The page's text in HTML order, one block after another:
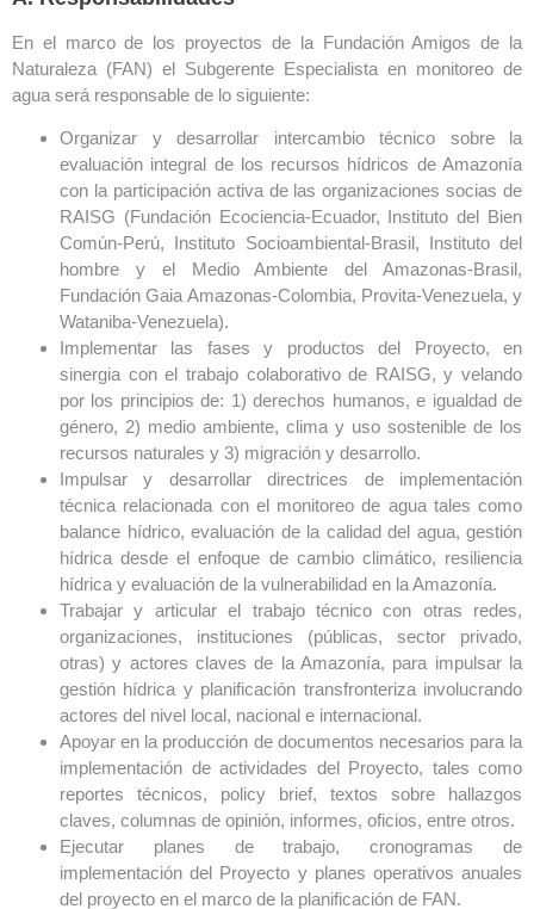
En el marco de los proyectos de la Fundación Amigos de la
Naturaleza (FAN) el Subgerente Especialista en monitoreo de
agua será responsable de lo siguiente:
Organizar y desarrollar intercambio técnico sobre la
evaluación integral de los recursos hídricos de Amazonía
con la participación activa de las organizaciones socias de
RAISG (Fundación Ecociencia-Ecuador, Instituto del Bien
Común-Perú, Instituto Socioambiental-Brasil, Instituto del
hombre y el Medio Ambiente del Amazonas-Brasil,
Fundación Gaia Amazonas-Colombia, Provita-Venezuela, y
Wataniba-Venezuela).
Implementar las fases y productos del Proyecto, en
sinergia con el trabajo colaborativo de RAISG, y velando
por los principios de: 1) derechos humanos, e igualdad de
género, 2) medio ambiente, clima y uso sostenible de los
recursos naturales y 3) migración y desarrollo.
Impulsar y desarrollar directrices de implementación
técnica relacionada con el monitoreo de agua tales como
balance hídrico, evaluación de la calidad del agua, gestión
hídrica desde el enfoque de cambio climático, resiliencia
hídrica y evaluación de la vulnerabilidad en la Amazonía.
Trabajar y articular el trabajo técnico con otras redes,
organizaciones, instituciones (públicas, sector privado,
otras) y actores claves de la Amazonía, para impulsar la
gestión hídrica y planificación transfronteriza involucrando
actores del nivel local, nacional e internacional.
Apoyar en la producción de documentos necesarios para la
implementación de actividades del Proyecto, tales como
reportes técnicos, policy brief, textos sobre hallazgos
claves, columnas de opinión, informes, oficios, entre otros.
Ejecutar planes de trabajo, cronogramas de
implementación del Proyecto y planes operativos anuales
del proyecto en el marco de la planificación de FAN.